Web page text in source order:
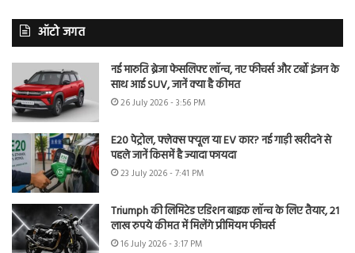
ऑटो जगत
नई मारुति ब्रेजा फेसलिफ्ट लॉन्च, नए फीचर्स और टर्बो इंजन के
साथ आई SUV, जानें क्या है कीमत
26 July 2026 - 3:56 PM
E20 पेट्रोल, फ्लेक्स फ्यूल या EV कार? नई गाड़ी खरीदने से
पहले जानें किसमें है ज्यादा फायदा
23 July 2026 - 7:41 PM
Triumph की लिमिटेड एडिशन बाइक लॉन्च के लिए तैयार, 21
लाख रुपये कीमत में मिलेंगे प्रीमियम फीचर्स
16 July 2026 - 3:17 PM